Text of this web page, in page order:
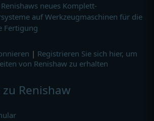
neues Komplett-
auf Werkzeugmaschinen für die
Fertigung
| Registrieren Sie sich hier, um
von Renishaw zu erhalten
Renishaw